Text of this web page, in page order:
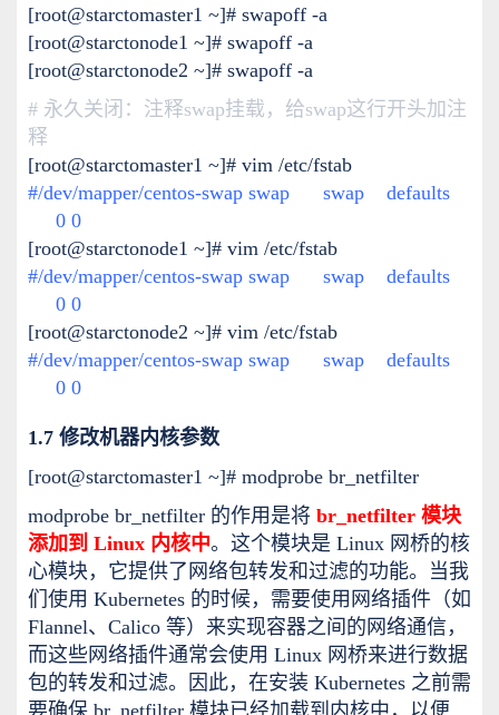
[root@starctomaster1 ~]# swapoff -a
[root@starctonode1 ~]# swapoff -a
[root@starctonode2 ~]# swapoff -a
# 永久关闭：注释swap挂载，给swap这行开头加注
释
[root@starctomaster1 ~]# vim /etc/fstab
#/dev/mapper/centos-swap swap swap defaults
0 0
[root@starctonode1 ~]# vim /etc/fstab
#/dev/mapper/centos-swap swap swap defaults
0 0
[root@starctonode2 ~]# vim /etc/fstab
#/dev/mapper/centos-swap swap swap defaults
0 0
1.7 修改机器内核参数
[root@starctomaster1 ~]# modprobe br_netfilter
modprobe br_netfilter 的作用是将 br_netfilter 模块
添加到 Linux 内核中。这个模块是 Linux 网桥的核
心模块，它提供了网络包转发和过滤的功能。当我
们使用 Kubernetes 的时候，需要使用网络插件（如
Flannel、Calico 等）来实现容器之间的网络通信，
而这些网络插件通常会使用 Linux 网桥来进行数据
包的转发和过滤。因此，在安装 Kubernetes 之前需